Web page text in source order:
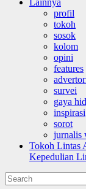
Lainnya
profil
tokoh
sosok
kolom
opini
features
survei
gaya
inspirasi
sorot
jurnalis
Tokoh Lintas
Kepedulian